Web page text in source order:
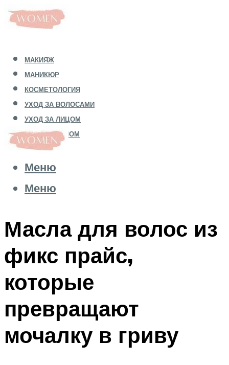
МАКИЯЖ
МАНИКЮР
КОСМЕТОЛОГИЯ
УХОД ЗА ВОЛОСАМИ
УХОД ЗА ЛИЦОМ
УХОД ЗА ТЕЛОМ
Меню
Меню
Масла для волос из
фикс прайс,
которые
превращают
мочалку в гриву